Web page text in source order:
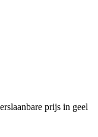
prijs in geel